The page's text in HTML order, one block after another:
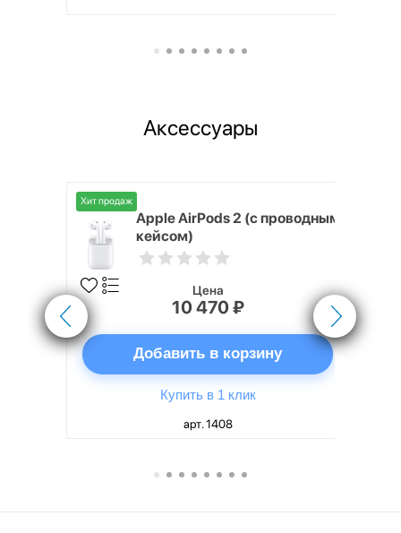
Аксессуары
Хит продаж
Apple AirPods 2 (с проводным
кейсом)
Цена
10 470 ₽
Добавить в корзину
Купить в 1 клик
арт. 1408